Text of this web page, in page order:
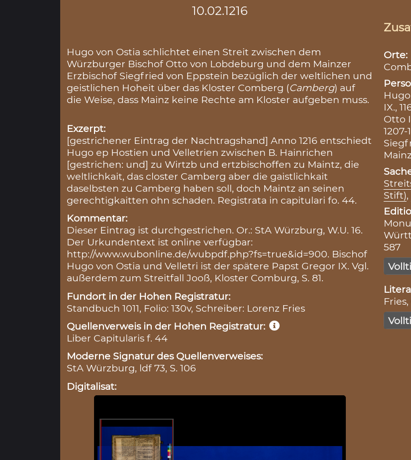
10.02.1216
Hugo von Ostia schlichtet einen Streit zwischen dem
Würzburger Bischof Otto von Lobdeburg und dem Mainzer
Erzbischof Siegfried von Eppstein bezüglich der weltlichen und
geistlichen Hoheit über das Kloster Comberg (Camberg) auf
die Weise, dass Mainz keine Rechte am Kloster aufgeben muss.
Exzerpt:
[gestrichener Eintrag der Nachtragshand] Anno 1216 entschiedt
Hugo ep Hostien und Velletrien zwischen B. Hainrichen
[gestrichen: und] zu Wirtzb und ertzbischoffen zu Maintz, die
weltlichkait, das closter Camberg aber die gaistlichkait
daselbsten zu Camberg haben soll, doch Maintz an seinen
gerechtigkaitten ohn schaden. Registrata in capitulari fo. 44.
Kommentar:
Dieser Eintrag ist durchgestrichen. Or.: StA Würzburg, W.U. 16.
Der Urkundentext ist online verfügbar:
http://www.wubonline.de/wubpdf.php?fs=true&id=900. Bischof
Hugo von Ostia und Velletri ist der spätere Papst Gregor IX. Vgl.
außerdem zum Streitfall Jooß, Kloster Comburg, S. 81.
Fundort in der Hohen Registratur:
Standbuch 1011, Folio: 130v, Schreiber: Lorenz Fries
Quellenverweis in der Hohen Registratur:
Liber Capitularis f. 44
Moderne Signatur des Quellenverweises:
StA Würzburg, ldf 73, S. 106
Digitalisat:
Orte:
IX.,
Otto
1207-
Stift),
587
Fries,